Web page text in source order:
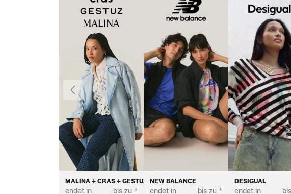
MALINA + CRAS + GESTUZ
endet in bis zu *
NEW BALANCE
endet in bis zu *
DESIGUAL
endet in
Vorherige